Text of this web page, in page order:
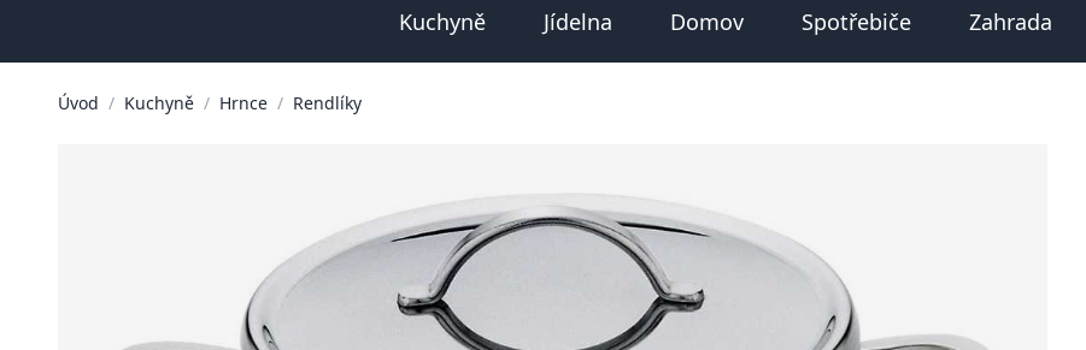
Kuchyně Jídelna Domov Spotřebiče Zahrada
Úvod / Kuchyně / Hrnce / Rendlíky